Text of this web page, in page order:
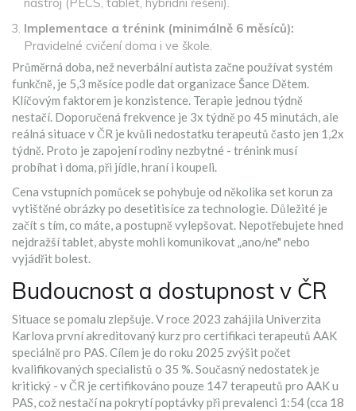
nástroj (PECS, tablet, hybridní řešení).
Implementace a trénink (minimálně 6 měsíců):
Pravidelné cvičení doma i ve škole.
Průměrná doba, než neverbální autista začne používat systém
funkčně, je 5,3 měsíce podle dat organizace Šance Dětem.
Klíčovým faktorem je konzistence. Terapie jednou týdně
nestačí. Doporučená frekvence je 3x týdně po 45 minutách, ale
reálná situace v ČR je kvůli nedostatku terapeutů často jen 1,2x
týdně. Proto je zapojení rodiny nezbytné - trénink musí
probíhat i doma, při jídle, hraní i koupeli.
Cena vstupních pomůcek se pohybuje od několika set korun za
vytištěné obrázky po desetitisíce za technologie. Důležité je
začít s tím, co máte, a postupně vylepšovat. Nepotřebujete hned
nejdražší tablet, abyste mohli komunikovat „ano/ne" nebo
vyjádřit bolest.
Budoucnost a dostupnost v ČR
Situace se pomalu zlepšuje. V roce 2023 zahájila Univerzita
Karlova první akreditovaný kurz pro certifikaci terapeutů AAK
speciálně pro PAS. Cílem je do roku 2025 zvýšit počet
kvalifikovaných specialistů o 35 %. Současný nedostatek je
kritický - v ČR je certifikováno pouze 147 terapeutů pro AAK u
PAS, což nestačí na pokrytí poptávky při prevalenci 1:54 (cca 18